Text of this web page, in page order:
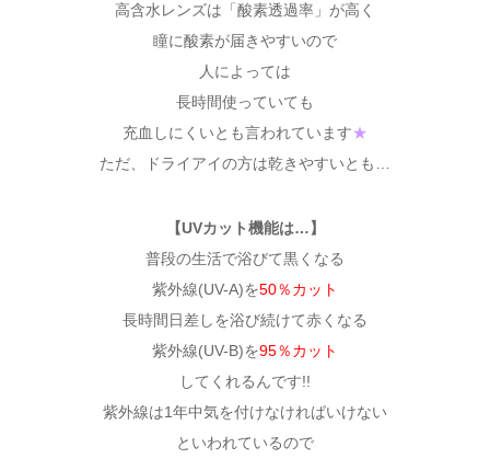
高含水レンズは「酸素透過率」が高く
瞳に酸素が届きやすいので
人によっては
長時間使っていても
充血しにくいとも言われています★
ただ、ドライアイの方は乾きやすいとも…
【UVカット機能は…】
普段の生活で浴びて黒くなる
紫外線(UV-A)を50％カット
長時間日差しを浴び続けて赤くなる
紫外線(UV-B)を95％カット
してくれるんです!!
紫外線は1年中気を付けなければいけない
といわれているので